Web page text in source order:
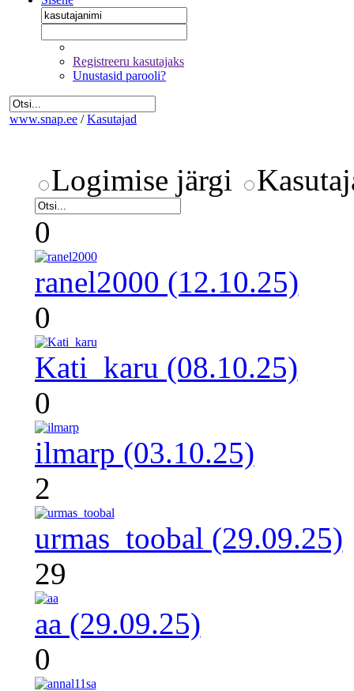
Registreeru kasutajaks
Unustasid parooli?
www.snap.ee / Kasutajad
Logimise järgi
0
ranel2000 (12.10.25)
0
Kati_karu (08.10.25)
0
ilmarp (03.10.25)
2
urmas_toobal (29.09.25)
29
aa (29.09.25)
0